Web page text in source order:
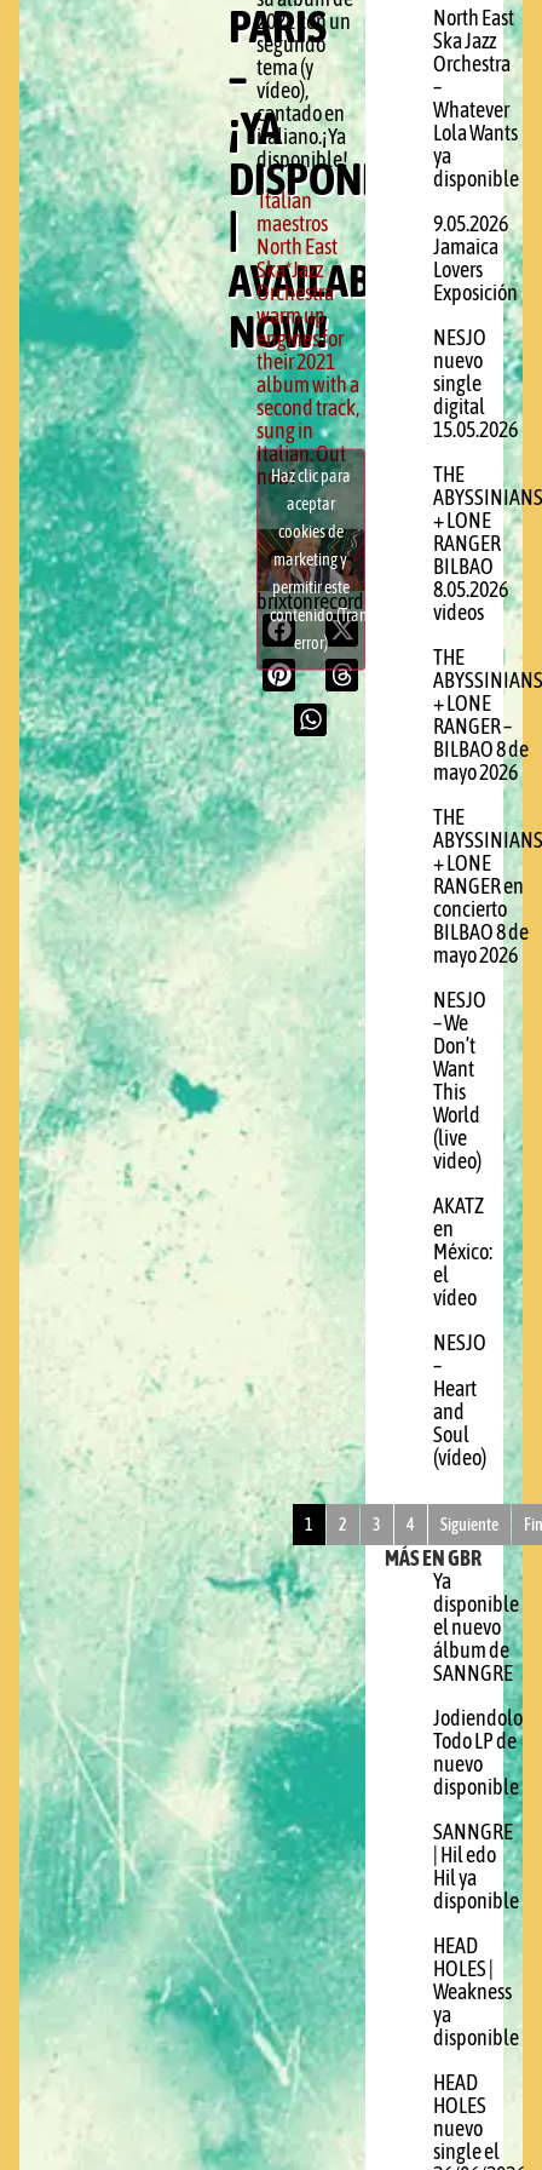
PARIS
–
¡YA
DISPONIBLE!
|
AVAILABLE
NOW!
2021 con un
segundo
tema (y
vídeo),
cantado en
italiano.¡Ya
disponible!
Italian
maestros
North East
Ska*Jazz
Orchestra
warm up
engines for
their 2021
album with a
second track,
sung in
Italian. Out
now!
Haz clic para
aceptar
cookies de
marketing y
permitir este
contenido (Translation
error)
brixtonrecords.com
North East
Ska Jazz
Orchestra
–
Whatever
Lola Wants
ya
disponible
9.05.2026
Jamaica
Lovers
Exposición
NESJO
nuevo
single
digital
15.05.2026
THE
ABYSSINIANS
+ LONE
RANGER
BILBAO
8.05.2026
videos
THE
ABYSSINIANS
+ LONE
RANGER –
BILBAO 8 de
mayo 2026
THE
ABYSSINIANS
+ LONE
RANGER en
concierto
BILBAO 8 de
mayo 2026
NESJO
– We
Don’t
Want
This
World
(live
video)
AKATZ
en
México:
el
vídeo
NESJO
–
Heart
and
Soul
(vídeo)
1 2 3 4 Siguiente
MÁS EN GBR
Ya
disponible
el nuevo
álbum de
SANNGRE
Jodiendolo
Todo LP de
nuevo
disponible
SANNGRE
| Hil edo
Hil ya
disponible
HEAD
HOLES |
Weakness
ya
disponible
HEAD
HOLES
nuevo
single el